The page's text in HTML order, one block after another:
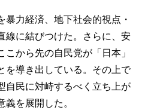
力経済、地下社会的視点・
線に結びつけた。さらに、安
から先の自民党が「日本」
を導き出している。その上で
自民に対峙するべく立ち上が
を展開した。